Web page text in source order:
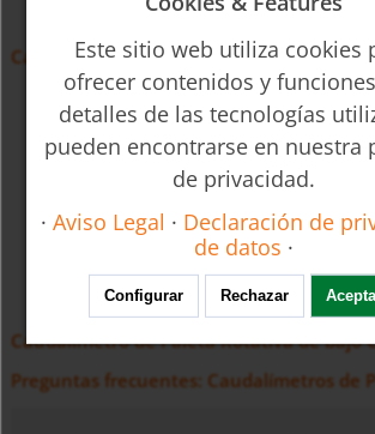
Caudalímetro de Paleta Rotativa DRG
Caudalímetro de Paleta Rotativa de bajo
Preguntas frecuentes: Caudalímetros de
Este sitio web utiliza cookies
ofrecer contenidos y
detalles de las tecnologías
pueden encontrarse en nuestra
de privacidad.
·Aviso Legal · Declaración de
de datos ·
Configurar Rechazar